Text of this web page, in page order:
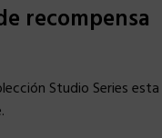
recompensa
Studio Series